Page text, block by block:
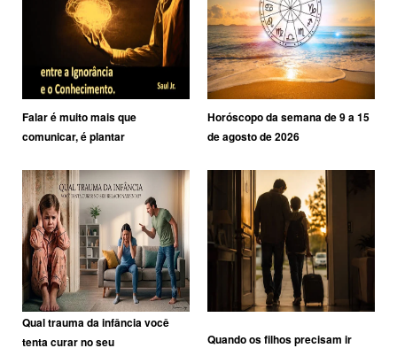
Falar é muito mais que
comunicar, é plantar
Horóscopo da semana de 9 a 15
de agosto de 2026
Qual trauma da infância você
tenta curar no seu
Quando os filhos precisam ir